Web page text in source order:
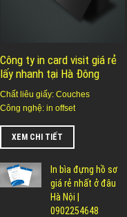
Công ty in card visit giá rẻ
lấy nhanh tại Hà Đông
Chất liêu giấy: Couches
Công nghệ: in offset
XEM CHI TIẾT
In bìa đựng hồ sơ
giá rẻ nhất ở đâu
Hà Nội |
0902254648